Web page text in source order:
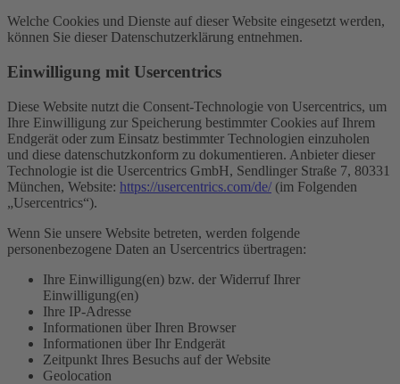
Welche Cookies und Dienste auf dieser Website eingesetzt werden,
können Sie dieser Datenschutzerklärung entnehmen.
Einwilligung mit Usercentrics
Diese Website nutzt die Consent-Technologie von Usercentrics, um
Ihre Einwilligung zur Speicherung bestimmter Cookies auf Ihrem
Endgerät oder zum Einsatz bestimmter Technologien einzuholen
und diese datenschutzkonform zu dokumentieren. Anbieter dieser
Technologie ist die Usercentrics GmbH, Sendlinger Straße 7, 80331
München, Website: https://usercentrics.com/de/ (im Folgenden
„Usercentrics“).
Wenn Sie unsere Website betreten, werden folgende
personenbezogene Daten an Usercentrics übertragen:
Ihre Einwilligung(en) bzw. der Widerruf Ihrer
Einwilligung(en)
Ihre IP-Adresse
Informationen über Ihren Browser
Informationen über Ihr Endgerät
Zeitpunkt Ihres Besuchs auf der Website
Geolocation